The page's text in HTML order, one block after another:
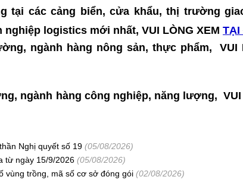
tại các cảng biển, cửa khẩu, thị trường
logistics mới nhất, VUI LÒNG XEM TẠI
ngành hàng nông sản, thực phẩm, VUI
ngành hàng công nghiệp, năng lượng, VUI
Nghị quyết số 19 (05/08/2026)
từ ngày 15/9/2026 (05/08/2026)
vùng trồng, mã số cơ sở đóng gói (02/08/2026)